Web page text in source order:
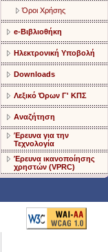
Όροι Χρήσης
e-Βιβλιοθήκη
Ηλεκτρονική Υποβολή
Downloads
Λεξικό Όρων Γ' ΚΠΣ
Αναζήτηση
Έρευνα για την
Τεχνολογία
Έρευνα ικανοποίησης
χρηστών (VPRC)